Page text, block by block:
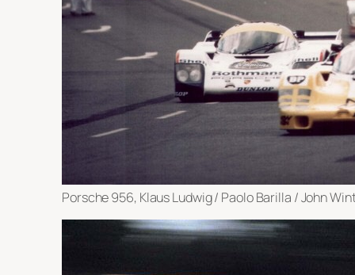
Porsche 956, Klaus Ludwig / Paolo Barilla / John